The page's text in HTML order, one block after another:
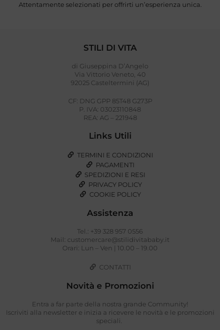
Attentamente selezionati per offrirti un’esperienza unica.
STILI DI VITA
di Giuseppina D’Angelo
Via Vittorio Veneto, 40
92025 Casteltermini (AG)
CF: DNG GPP 85T48 G273P
P. IVA: 03023110848
REA: AG – 221948
Links Utili
TERMINI E CONDIZIONI
PAGAMENTI
SPEDIZIONI E RESI
PRIVACY POLICY
COOKIE POLICY
Assistenza
Tel.: +39 328 957 0556
Mail: customercare@stilidivitababy.it
Orari: Lun – Ven | 10.00 – 19.00
CONTATTI
Novità e Promozioni
Entra a far parte della nostra grande Community!
Iscriviti alla newsletter e inizia a ricevere le novità e le promozioni
speciali.